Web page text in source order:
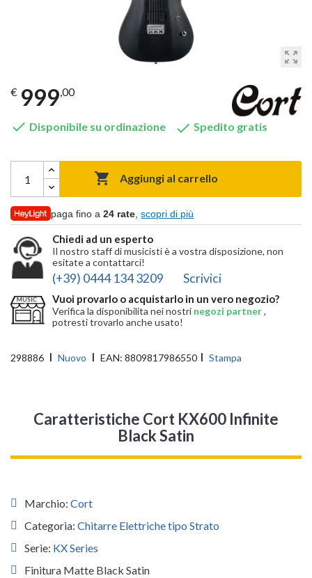
zoom_out_map
€ 999,00
 Disponibile su ordinazione  Spedito gratis
 Aggiungi al carrello
paga fino a24 rate ,scopri di più
Chiedi ad un esperto
Il nostro staff di musicisti è a vostra disposizione, non
esitate a contattarci!
(+39) 0444 134 3209 Scrivici
Vuoi provarlo o acquistarlo in un vero negozio?
Verifica la disponibilita nei nostri negozi partner,
potresti trovarlo anche usato!
298886 Nuovo EAN: 8809817986550 Stampa
Caratteristiche Cort KX600 Infinite
Black Satin
Marchio: Cort
Categoria: Chitarre Elettriche tipo Strato
Serie: KX Series
Finitura Matte Black Satin